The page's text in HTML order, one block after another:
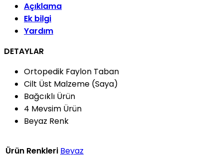
Açıklama
Ek bilgi
Yardım
DETAYLAR
Ortopedik Faylon Taban
Cilt Üst Malzeme (Saya)
Bağcıklı Ürün
4 Mevsim Ürün
Beyaz Renk
Ürün Renkleri Beyaz